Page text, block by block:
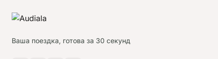
Ваша поездка, готова за 30 секунд